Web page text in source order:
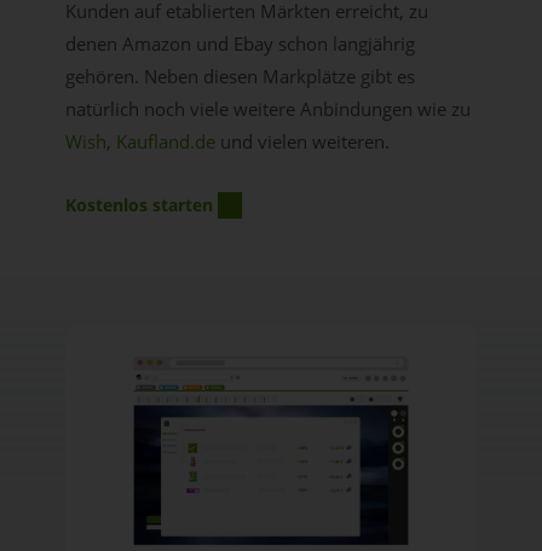
Kunden auf etablierten Märkten erreicht, zu
denen Amazon und Ebay schon langjährig
gehören. Neben diesen Markplätze gibt es
natürlich noch viele weitere Anbindungen wie zu
Wish, Kaufland.deund vielen weiteren.
Kostenlos starten